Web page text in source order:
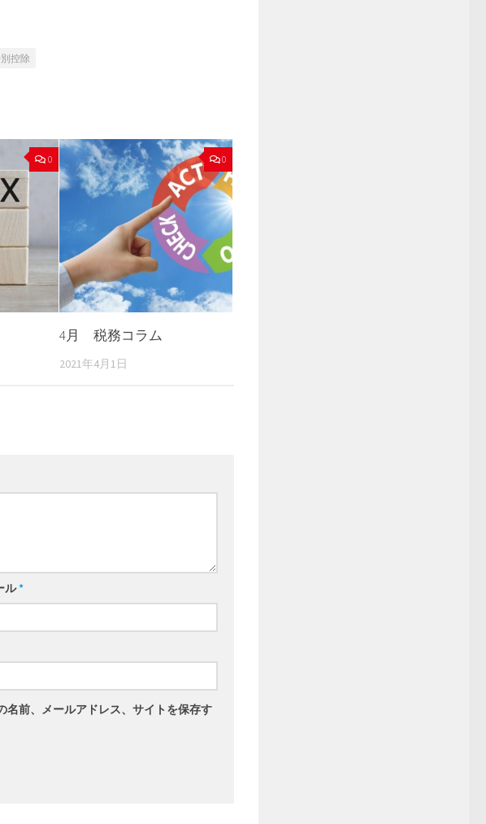
控除
0 0
4月 税務コラム
2021年4月1日
ル*
名前、メールアドレス、サイトを保存す